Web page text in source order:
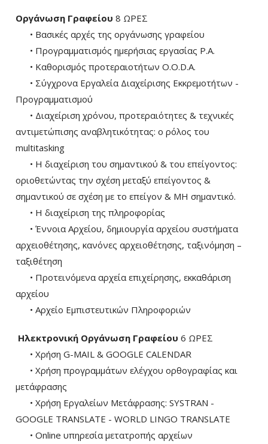
Οργάνωση Γραφείου 8 ΩΡΕΣ
• Βασικές αρχές της οργάνωσης γραφείου
• Προγραμματισμός ημερήσιας εργασίας P.A.
• Καθορισμός προτεραιοτήτων O.O.D.A.
• Σύγχρονα Εργαλεία Διαχείρισης Εκκρεμοτήτων -
Προγραμματισμού
• Διαχείριση χρόνου, προτεραιότητες & τεχνικές
αντιμετώπισης αναβλητικότητας: ο ρόλος του
multitasking
• Η διαχείριση του σημαντικού & του επείγοντος:
οριοθετώντας την σχέση μεταξύ επείγοντος &
σημαντικού σε σχέση με το επείγον & ΜΗ σημαντικό.
• Η διαχείριση της πληροφορίας
• Έννοια Αρχείου, δημιουργία αρχείου συστήματα
αρχειοθέτησης, κανόνες αρχειοθέτησης, ταξινόμηση –
ταξιθέτηση
• Προτεινόμενα αρχεία επιχείρησης, εκκαθάριση
αρχείου
• Αρχείο Εμπιστευτικών Πληροφοριών
Ηλεκτρονική Οργάνωση Γραφείου 6 ΩΡΕΣ
• Χρήση G-MAIL & GOOGLE CALENDAR
• Χρήση προγραμμάτων ελέγχου ορθογραφίας και
μετάφρασης
• Χρήση Eργαλείων Μετάφρασης: SYSTRAN -
GOOGLE TRANSLATE - WORLD LINGO TRANSLATE
• Online υπηρεσία μετατροπής αρχείων